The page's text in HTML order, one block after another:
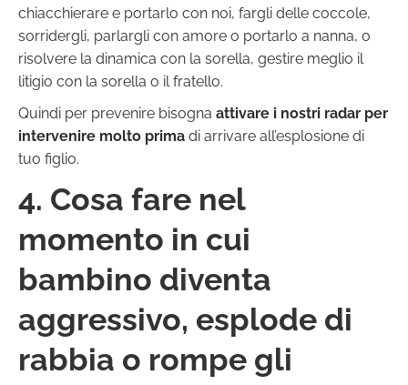
chiacchierare e portarlo con noi, fargli delle coccole,
sorridergli, parlargli con amore o portarlo a nanna, o
risolvere la dinamica con la sorella, gestire meglio il
litigio con la sorella o il fratello.
Quindi per prevenire bisogna attivare i nostri radar per
intervenire molto prima di arrivare all’esplosione di
tuo figlio.
4. Cosa fare nel
momento in cui
bambino diventa
aggressivo, esplode di
rabbia o rompe gli